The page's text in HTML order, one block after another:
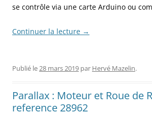
se contrôle via une carte Arduino ou
Continuer la lecture →
Publié le 28 mars 2019 par Hervé Mazelin.
Parallax : Moteur et Roue de
reference 28962